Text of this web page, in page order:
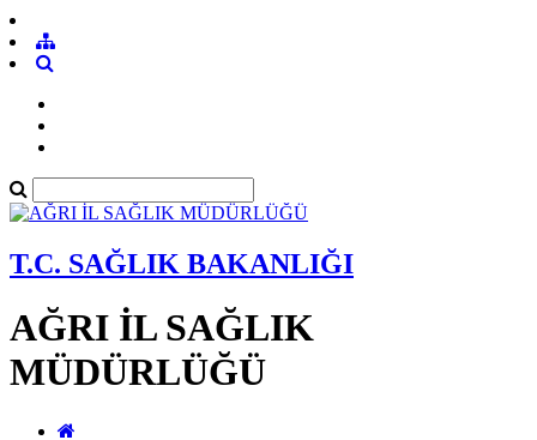
T.C. SAĞLIK BAKANLIĞI
AĞRI İL SAĞLIK
MÜDÜRLÜĞÜ